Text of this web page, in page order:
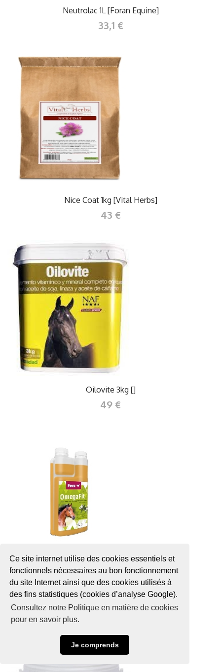
Ce site internet utilise des cookies essentiels et
fonctionnels nécessaires au bon fonctionnement
du site Internet ainsi que des cookies utilisés à
des fins statistiques (cookies d’analyse Google).
Consultez notre Politique en matière de cookies
pour en savoir plus.
Je comprends
Neutrolac 1L [Foran Equine]
33,1 €
Nice Coat 1kg [Vital Herbs]
43 €
Oilovite 3kg []
49 €
OmegaFit 1L [Pavo]
39,95 €